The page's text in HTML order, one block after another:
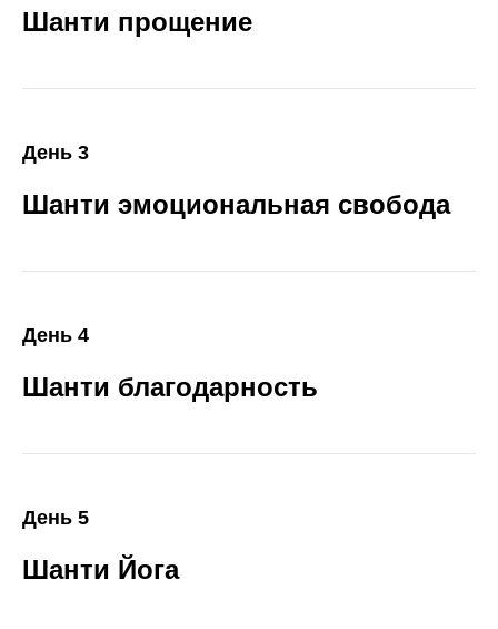
Шанти прощение
День 3
Шанти эмоциональная свобода
День 4
Шанти благодарность
День 5
Шанти Йога